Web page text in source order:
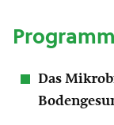
Programm
Das